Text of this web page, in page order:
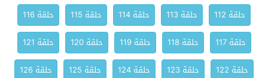
حلقة 112
حلقة 113 حلقة 114 حلقة 115
حلقة 116
حلقة 117
حلقة 118 حلقة 119 حلقة 120
حلقة 121
حلقة 122
حلقة 123 حلقة 124 حلقة 125
حلقة 126